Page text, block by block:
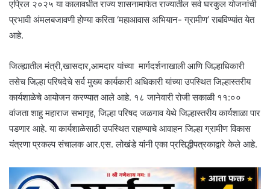
एप्रिल २०२५ या कालावधीत राज्य शासनामार्फत राज्यातील सर्व घरकुल योजनांची
प्रभावी अंमलबजावणी होण्या करिता ‘महाआवास अभियान- ग्रामीण’ राबविण्यांत येत
आहे.
जिल्ह्यातील मंत्री,खासदार,आमदार यांच्या मार्गदर्शनाखाली आणि जिल्हाधिकारी
तसेच जिल्हा परिषदेचे सर्व मुख्य कार्यकारी अधिकारी यांच्या उपस्थित जिल्हास्तरीय
कार्यशाळेचे आयोजन करण्यात आले आहे. १८ जानेवारी रोजी सकाळी ११:००
वांजता शाहु महाराज सभागृह, जिल्हा परिषद जळगाव येथे जिल्हास्तरीय कार्यशाळा पार
पडणार आहे. या कार्यशाळेसाठी उपस्थित राहण्याचे आवाहन जिल्हा ग्रामीण विकास
यंत्रणा प्रकल्प संचालक आर.एस. लोखंडे यांनी एका प्रसिद्धीपत्रकाद्वारे केले आहे.